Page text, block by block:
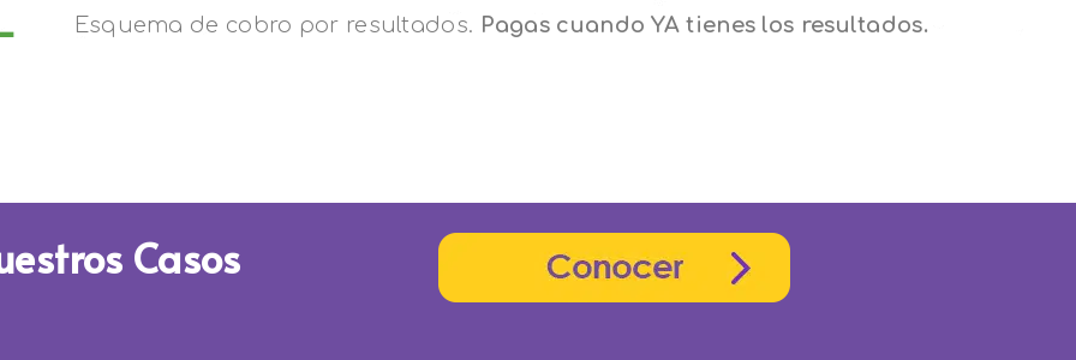
Esquema de cobro por resultados. Pagas cuando YA tienes los resultados.
Casos